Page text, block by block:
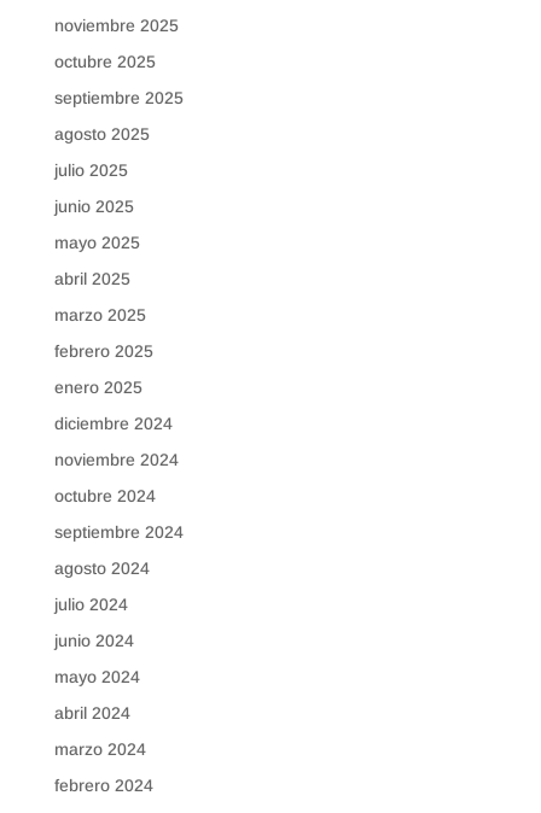
noviembre 2025
octubre 2025
septiembre 2025
agosto 2025
julio 2025
junio 2025
mayo 2025
abril 2025
marzo 2025
febrero 2025
enero 2025
diciembre 2024
noviembre 2024
octubre 2024
septiembre 2024
agosto 2024
julio 2024
junio 2024
mayo 2024
abril 2024
marzo 2024
febrero 2024